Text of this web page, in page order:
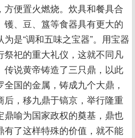
便置火燃烧。炊具和餐具合
、豆、簋等食器具有更大的
是“调和五味之宝器”。用宝器
祭祀的重大礼仪，这就不同凡
传说黄帝铸造了三只鼎，以此
国的金属，铸成九个大鼎，
，移九鼎于镐京，举行隆重
鼎喻为国家政权的奠基，鼎也
有了这样特殊的价值，就不能